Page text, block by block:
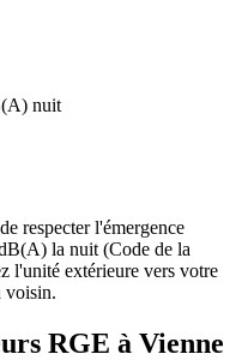
nuit
respecter l'émergence
la nuit (Code de la
l'unité extérieure vers votre
voisin.
RGE à Vienne